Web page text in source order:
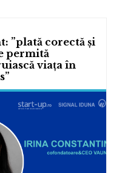
”plată corectă și
permită
viața în